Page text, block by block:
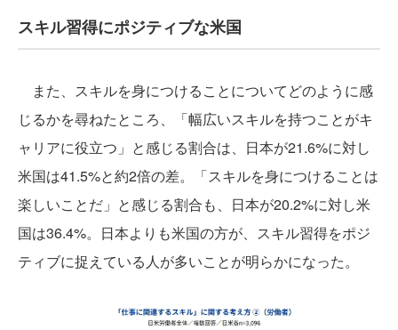
スキル習得にポジティブな米国
また、スキルを身につけることについてどのように感
じるかを尋ねたところ、「幅広いスキルを持つことがキ
ャリアに役立つ」と感じる割合は、日本が21.6%に対し
米国は41.5%と約2倍の差。「スキルを身につけることは
楽しいことだ」と感じる割合も、日本が20.2%に対し米
国は36.4%。日本よりも米国の方が、スキル習得をポジ
ティブに捉えている人が多いことが明らかになった。